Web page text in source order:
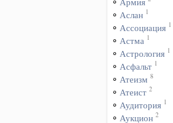
Аслан 1
Ассоциация 1
Астма 1
Астрология 1
Асфальт 1
Атеизм 8
Атеист 2
Аудитория 1
Аукцион 2